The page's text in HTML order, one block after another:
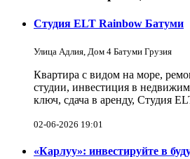
Студия ELT Rainbow Батуми
Улица Адлия, Дом 4 Батуми Грузия
Квартира с видом на море,
студии, инвестиция в
ключ, сдача в аренду, Студия
02-06-2026 19:01
«Карлуу»: инвестируйте в